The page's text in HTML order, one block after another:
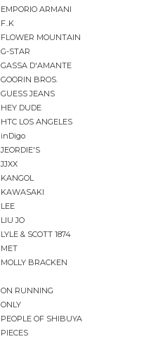
EMPORIO ARMANI
F..K
FLOWER MOUNTAIN
G-STAR
GASSA D'AMANTE
GOORIN BROS.
GUESS JEANS
HEY DUDE
HTC LOS ANGELES
inDigo
JEORDIE'S
JJXX
KANGOL
KAWASAKI
LEE
LIU JO
LYLE & SCOTT 1874
MET
MOLLY BRACKEN
ON RUNNING
ONLY
PEOPLE OF SHIBUYA
PIECES